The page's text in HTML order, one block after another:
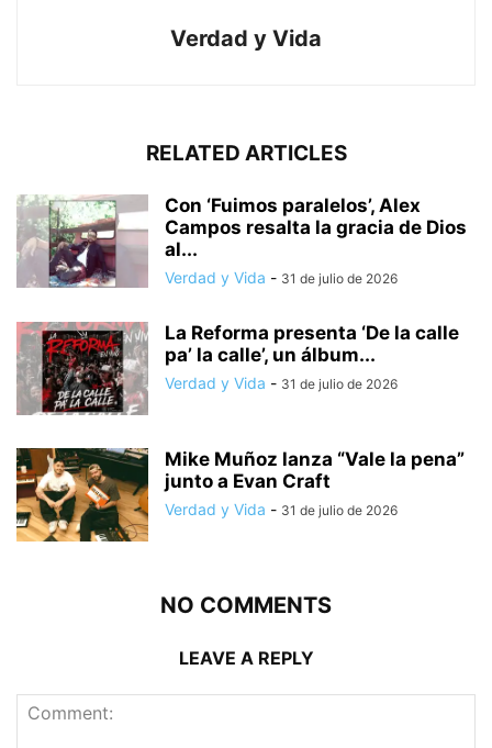
Verdad y Vida
RELATED ARTICLES
Con ‘Fuimos paralelos’, Alex
Campos resalta la gracia de Dios
al...
Verdad y Vida - 31 de julio de 2026
La Reforma presenta ‘De la calle
pa’ la calle’, un álbum...
Verdad y Vida - 31 de julio de 2026
Mike Muñoz lanza “Vale la pena”
junto a Evan Craft
Verdad y Vida - 31 de julio de 2026
NO COMMENTS
LEAVE A REPLY